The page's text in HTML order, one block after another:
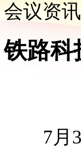
会议资讯
铁路科
7月3